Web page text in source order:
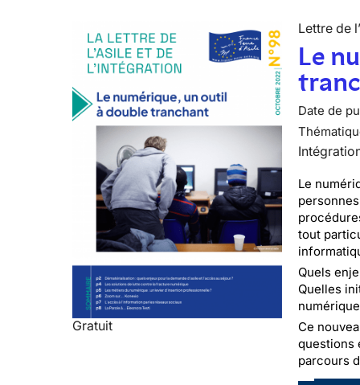
Gratuit
Lettre de
Le
Date de
Le
tout
Quels
Quelles
Ce
questions
parcours